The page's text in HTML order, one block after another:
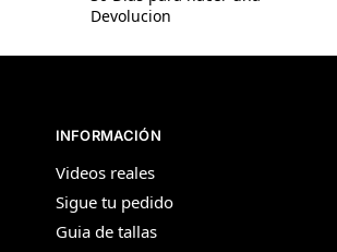
Devolucion
INFORMACIÓN
Videos reales
Sigue tu pedido
Guia de tallas